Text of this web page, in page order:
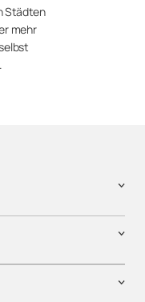
Städten
mehr